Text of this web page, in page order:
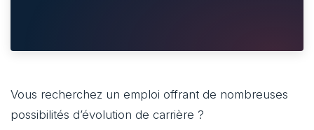
Vous recherchez un emploi offrant de nombreuses
possibilités d’évolution de carrière ?